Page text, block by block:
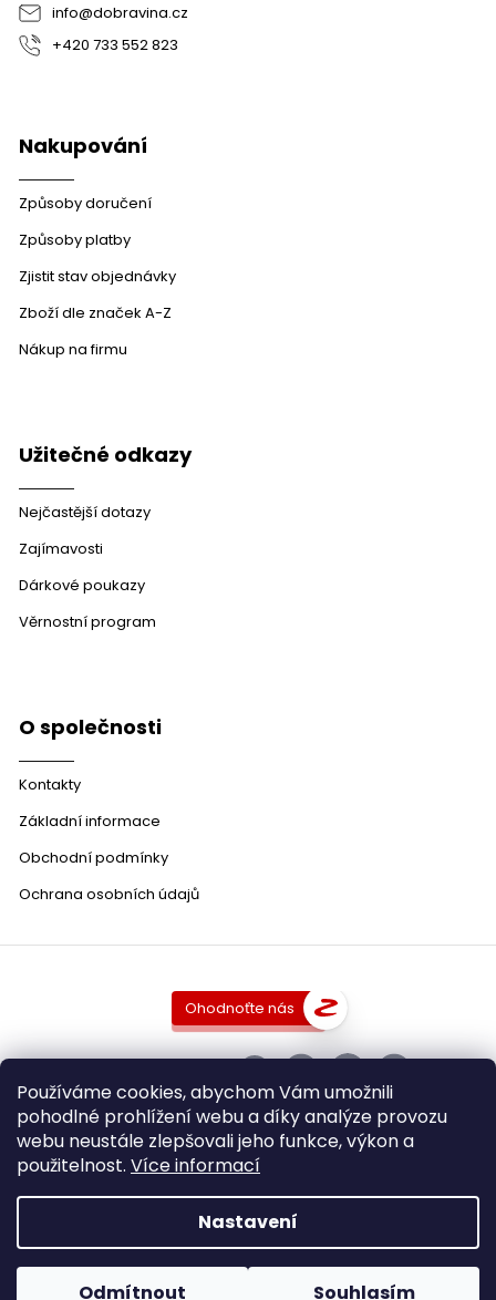
Používáme cookies, abychom Vám umožnili
pohodlné prohlížení webu a díky analýze provozu
webu neustále zlepšovali jeho funkce, výkon a
použitelnost. Více informací
Nastavení
Odmítnout Souhlasím
info@dobravina.cz
+420 733 552 823
Nakupování
Způsoby doručení
Způsoby platby
Zjistit stav objednávky
Zboží dle značek A-Z
Nákup na firmu
Užitečné odkazy
Nejčastější dotazy
Zajímavosti
Dárkové poukazy
Věrnostní program
O společnosti
Kontakty
Základní informace
Obchodní podmínky
Ochrana osobních údajů
Ohodnoťte nás
Vytvořil Shoptet
Copyright 2026DobraVina.cz. Všechna práva vyhrazena.
Upravit nastavení cookies
Grafický návrh vytvořil a nakódoval